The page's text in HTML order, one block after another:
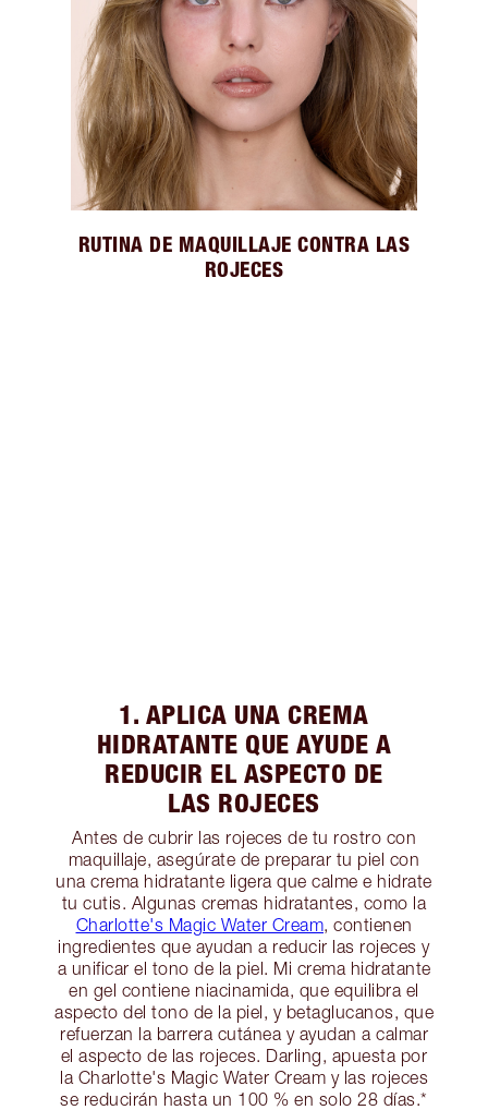
RUTINA DE MAQUILLAJE CONTRA LAS
ROJECES
1. APLICA UNA CREMA
HIDRATANTE QUE AYUDE A
REDUCIR EL ASPECTO DE
LAS ROJECES
Antes de cubrir las rojeces de tu rostro con
maquillaje, asegúrate de preparar tu piel con
una crema hidratante ligera que calme e hidrate
tu cutis. Algunas cremas hidratantes, como la
Charlotte's Magic Water Cream, contienen
ingredientes que ayudan a reducir las rojeces y
a unificar el tono de la piel. Mi crema hidratante
en gel contiene niacinamida, que equilibra el
aspecto del tono de la piel, y betaglucanos, que
refuerzan la barrera cutánea y ayudan a calmar
el aspecto de las rojeces. Darling, apuesta por
la Charlotte's Magic Water Cream y las rojeces
se reducirán hasta un 100 % en solo 28 días.*